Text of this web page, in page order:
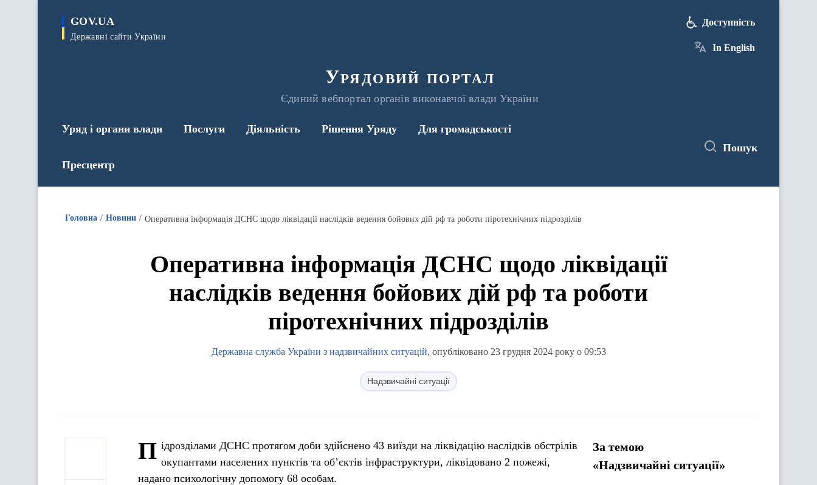
GOV.UA
Державні сайти України
Урядовий портал
Єдиний вебпортал органів виконавчої влади України
Доступність
In English
Уряд і органи влади Послуги Діяльність Рішення Уряду Для громадськості
Пресцентр
Пошук
Головна Новини Оперативна інформація ДСНС щодо ліквідації наслідків ведення бойових дій рф та роботи піротехнічних підрозділів
Оперативна інформація ДСНС щодо ліквідації
наслідків ведення бойових дій рф та роботи
піротехнічних підрозділів
Державна служба України з надзвичайних ситуацій, опубліковано 23 грудня 2024 року о 09:53
Надзвичайні ситуації
П ідрозділами ДСНС протягом доби здійснено 43 виїзди на ліквідацію наслідків обстрілів
окупантами населених пунктів та об’єктів інфраструктури, ліквідовано 2 пожежі,
надано психологічну допомогу 68 особам.
За темою
«Надзвичайні ситуації»